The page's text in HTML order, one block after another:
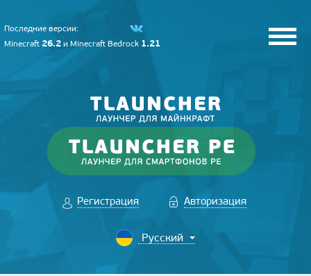
Последние версии:
Minecraft 26.2 и Minecraft Bedrock 1.21
Регистрация Авторизация